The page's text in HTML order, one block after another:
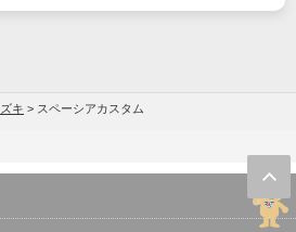
キ > スペーシアカスタム